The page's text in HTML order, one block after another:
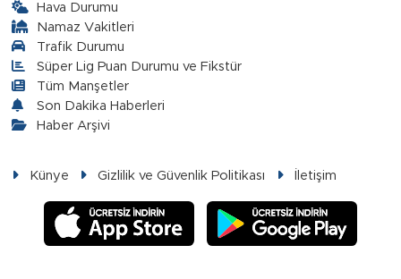
Hava Durumu
Namaz Vakitleri
Trafik Durumu
Süper Lig Puan Durumu ve Fikstür
Tüm Manşetler
Son Dakika Haberleri
Haber Arşivi
Künye Gizlilik ve Güvenlik Politikası İletişim